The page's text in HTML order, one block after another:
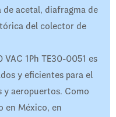
de acetal, diafragma de
del colector de
VAC 1Ph TE30-0051 es
y eficientes para el
y aeropuertos. Como
en México, en